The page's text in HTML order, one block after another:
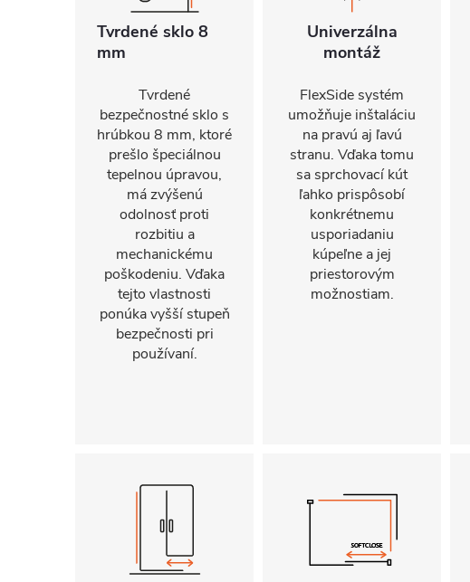
Tvrdené sklo 8
mm
Tvrdené
bezpečnostné sklo s
hrúbkou 8 mm, ktoré
prešlo špeciálnou
tepelnou úpravou,
má zvýšenú
odolnosť proti
rozbitiu a
mechanickému
poškodeniu. Vďaka
tejto vlastnosti
ponúka vyšší stupeň
bezpečnosti pri
používaní.
Univerzálna
montáž
FlexSide systém
umožňuje inštaláciu
na pravú aj ľavú
stranu. Vďaka tomu
sa sprchovací kút
ľahko prispôsobí
konkrétnemu
usporiadaniu
kúpeľne a jej
priestorovým
možnostiam.